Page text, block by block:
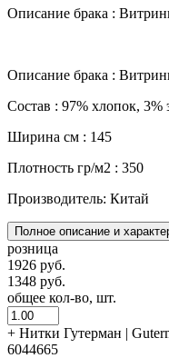
Описание брака :
Описание брака :
Состав : 97% хлопок, 3%
Ширина см : 145
Плотность гр/м2 : 350
Производитель: Китай
Полное описание и
розница
1926 руб.
1348 руб.
общее кол-во, шт.
+ Нитки Гутерман |
6044665